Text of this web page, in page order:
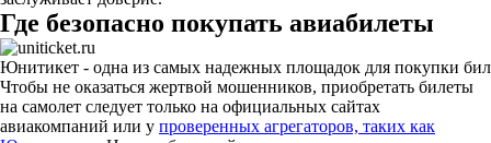
Где безопасно покупать авиабилеты
Юнитикет - одна из самых надежных площадок для покупки
Чтобы не оказаться жертвой мошенников, приобретать билеты
на самолет следует только на официальных сайтах
авиакомпаний или у проверенных агрегаторов, таких как